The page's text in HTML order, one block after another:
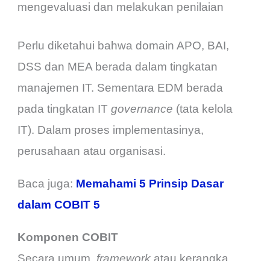
mengevaluasi dan melakukan penilaian
Perlu diketahui bahwa domain APO, BAI,
DSS dan MEA berada dalam tingkatan
manajemen IT. Sementara EDM berada
pada tingkatan ITgovernance (tata kelola
IT). Dalam proses implementasinya,
perusahaan atau organisasi.
Baca juga: Memahami 5 Prinsip Dasar
dalam COBIT 5
Komponen COBIT
Secara umum, framework atau kerangka